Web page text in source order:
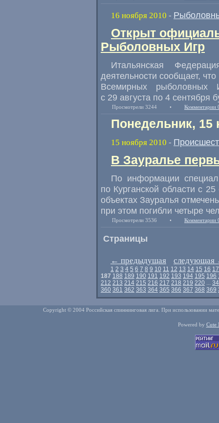
16 ноября 2010 -
Открыт
Рыболовных Игр
Итальянская
деятельности сообщает,
Всемирных рыболовных
с 29 августа по 4 сентября
Просмотрели 3244 • Комментарии
Понедельник, 15
15 ноября 2010 -
В Зауралье
По информации
по Курганской области с
объектах Зауралья
при этом погибли четыре
Просмотрели 3536 • Комментарии
Страницы
← предыдущая следующая
1 2 3 4 5 6 7 8 9 10 11 12 13 14 15 16 17
187 188 189 190 191 192 193 194 195 196
212 213 214 215 216 217 218 219 220 ...
360 361 362 363 364 365 366 367 368 369
Copyright © 2004 Российская спиннинговая лига. При использовании
Powered by Cute